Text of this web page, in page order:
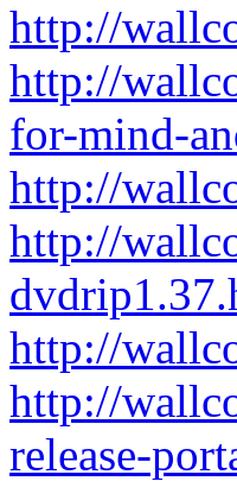
http://
http://
for-mind-
http://
http://
http://
http://
release-